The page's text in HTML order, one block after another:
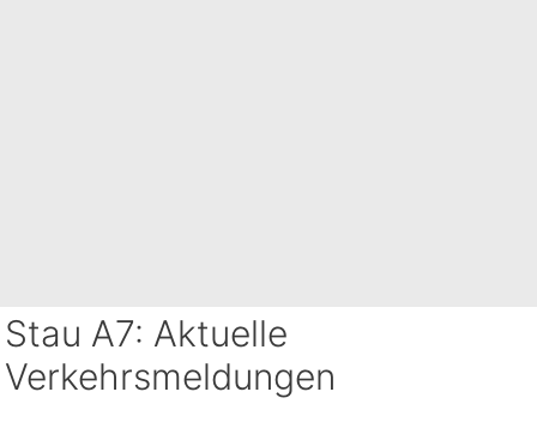
Stau A7: Aktuelle
Verkehrsmeldungen